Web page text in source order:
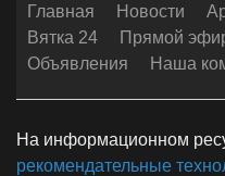
Главная Новости
Вятка 24
Прямой
Объявления
Наша
На информационном
рекомендательные